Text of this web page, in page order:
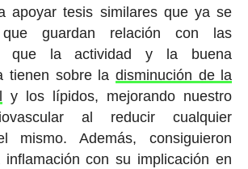
apoyar tesis similares que ya se
guardan relación con las
que la actividad y la buena
tienen sobre la disminución de la
y los lípidos, mejorando nuestro
al reducir cualquier
mismo. Además, consiguieron
inflamación con su implicación en